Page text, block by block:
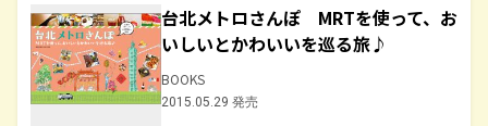
台北メトロさんぽ MRTを使って、お
いしいとかわいいを巡る旅♪
BOOKS
2015.05.29 発売